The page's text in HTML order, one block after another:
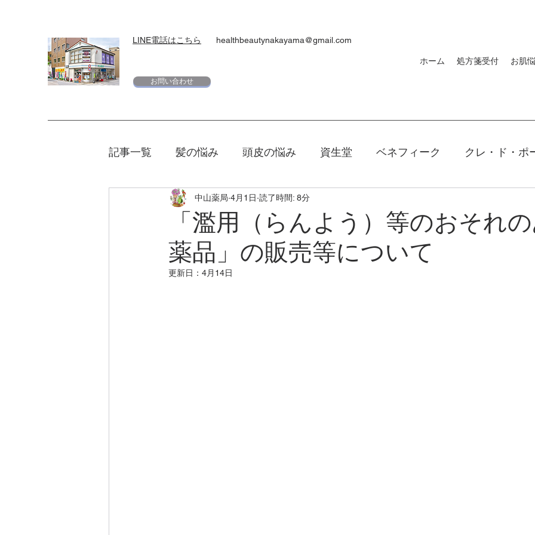
LINE電話はこちら healthbeautynakayama@gmail.com
お問い合わせ
ホーム 処方箋受付 お肌
記事一覧 髪の悩み 頭皮の悩み 資生堂 ベネフィーク クレ・ド・ポ
スキンケア 下地 日焼け
エリクシール 夏 マキアージュ ファンデーション
「濫用（らんよう）等のおそれ
薬品」の販売等について
中山薬局 4月1日 読了時間: 8分
更新日： 4月14日